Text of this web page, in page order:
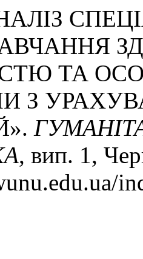
ТА
З
, вип. 1,